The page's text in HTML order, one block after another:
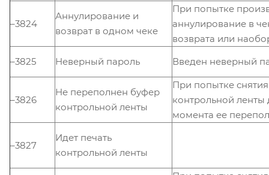
–3824
Аннулирование и
возврат в одном чеке
При попытке
аннулирование в
возврата или
–3825
Неверный пароль Введен неверный
–3826
Не переполнен буфер
контрольной ленты
При попытке снятия
контрольной ленты
момента ее
–3827
Идет печать
контрольной ленты